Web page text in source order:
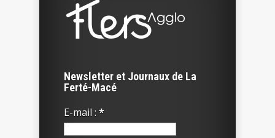
Newsletter et Journaux de La
Ferté-Macé
E-mail : *